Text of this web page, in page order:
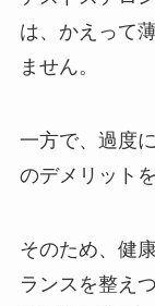
は、かえって
ません。
一方で、過度
のデメリット
そのため、健
ランスを整え